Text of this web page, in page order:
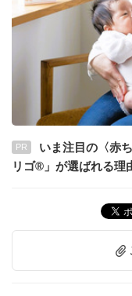
PR
いま注目の〈赤
リゴ®」が選ばれる理